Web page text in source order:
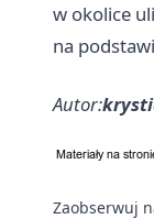
w okolice
na
Autor:
Zaobserwuj